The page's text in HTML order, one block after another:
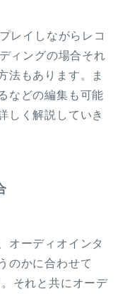
レイしながらレコ
ィングの場合それ
法もあります。ま
などの編集も可能
しく解説していき
オーディオインタ
のかに合わせて
それと共にオーデ